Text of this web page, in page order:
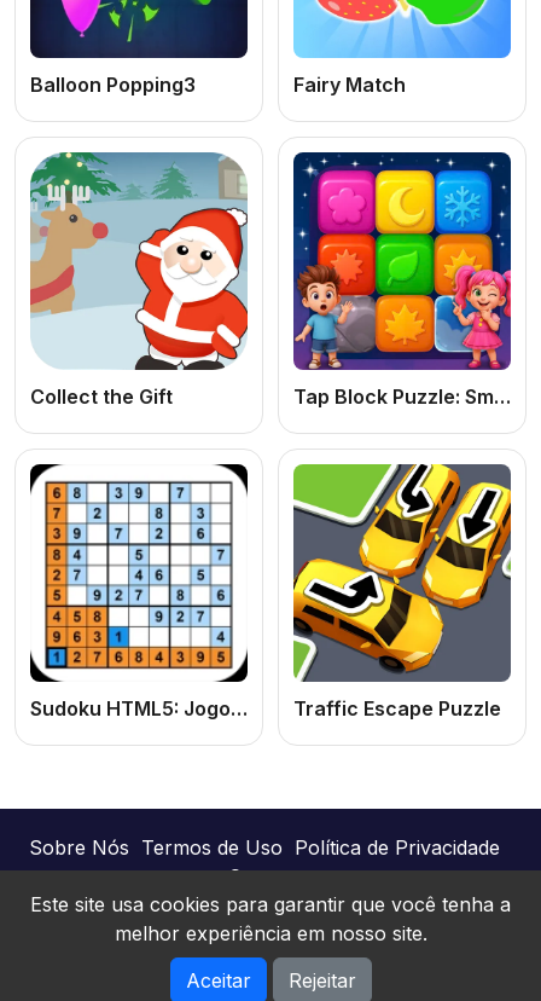
Balloon Popping3 Fairy Match
Collect the Gift Tap Block Puzzle: Smash Game
Sudoku HTML5: Jogo de Sudoku Online Grátis de Raciocínio e Lógica Traffic Escape Puzzle
Sobre Nós Termos de Uso Política de Privacidade
Contato
Joguinhos Online © 2026. Todos os direitos
reservados.
Este site usa cookies para garantir que você tenha a
melhor experiência em nosso site.
Aceitar
Rejeitar